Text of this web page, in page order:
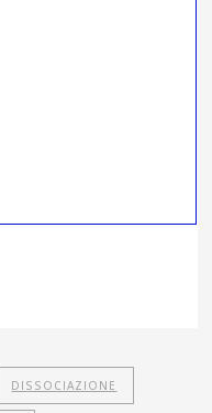
DISSOCIAZIONE